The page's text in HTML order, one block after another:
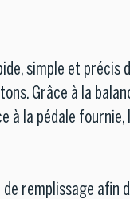
simple et précis
Grâce à la
à la pédale fournie,
remplissage afin